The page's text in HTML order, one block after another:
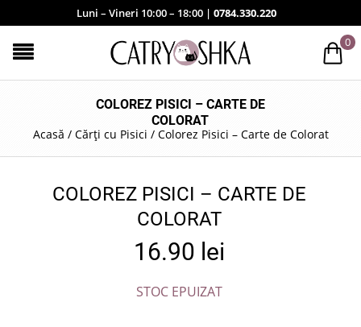
Luni – Vineri 10:00 – 18:00 | 0784.330.220
0
COLOREZ PISICI – CARTE DE
COLORAT
Acasă / Cărți cu Pisici / Colorez Pisici – Carte de Colorat
COLOREZ PISICI – CARTE DE
COLORAT
16.90 lei
STOC EPUIZAT